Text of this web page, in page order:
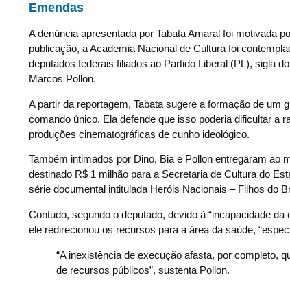
Emendas
A denúncia apresentada por Tabata Amaral foi motivada
publicação, a Academia Nacional de Cultura foi
deputados federais filiados ao Partido Liberal (PL), sigla
Marcos Pollon.
A partir da reportagem, Tabata sugere a formação de
comando único. Ela defende que isso poderia dificultar a
produções cinematográficas de cunho ideológico.
Também intimados por Dino, Bia e Pollon entregaram ao
destinado R$ 1 milhão para a Secretaria de Cultura do
série documental intitulada Heróis Nacionais – Filhos do
Contudo, segundo o deputado, devido à “incapacidade
ele redirecionou os recursos para a área da saúde,
“A inexistência de execução afasta, por completo,
de recursos públicos”, sustenta Pollon.